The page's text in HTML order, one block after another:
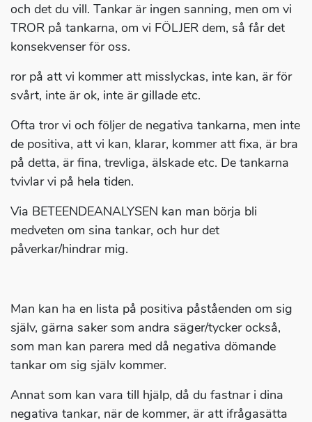
och det du vill. Tankar är ingen sanning, men om vi
TROR på tankarna, om vi FÖLJER dem, så får det
konsekvenser för oss.
ror på att vi kommer att misslyckas, inte kan, är för
svårt, inte är ok, inte är gillade etc.
Ofta tror vi och följer de negativa tankarna, men inte
de positiva, att vi kan, klarar, kommer att fixa, är bra
på detta, är fina, trevliga, älskade etc. De tankarna
tvivlar vi på hela tiden.
Via BETEENDEANALYSEN kan man börja bli
medveten om sina tankar, och hur det
påverkar/hindrar mig.
Man kan ha en lista på positiva påståenden om sig
själv, gärna saker som andra säger/tycker också,
som man kan parera med då negativa dömande
tankar om sig själv kommer.
Annat som kan vara till hjälp, då du fastnar i dina
negativa tankar, när de kommer, är att ifrågasätta